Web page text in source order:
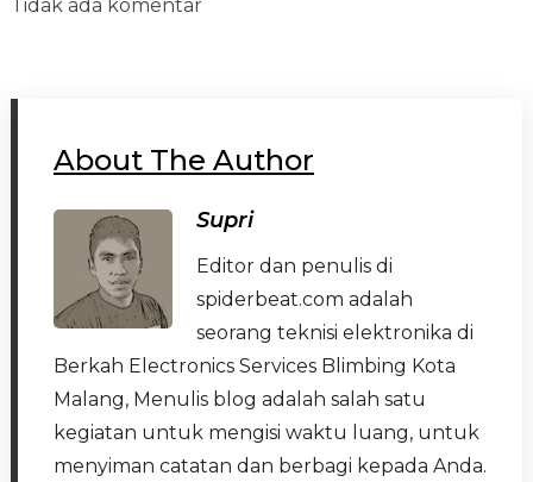
Tidak ada komentar
About The Author
Supri
Editor dan penulis di
spiderbeat.com adalah
seorang teknisi elektronika di
Berkah Electronics Services Blimbing Kota
Malang, Menulis blog adalah salah satu
kegiatan untuk mengisi waktu luang, untuk
menyiman catatan dan berbagi kepada Anda.